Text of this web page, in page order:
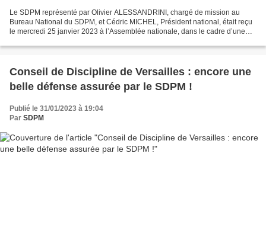
Le SDPM représenté par Olivier ALESSANDRINI, chargé de mission au
Bureau National du SDPM, et Cédric MICHEL, Président national, était reçu
le mercredi 25 janvier 2023 à l’Assemblée nationale, dans le cadre d’une
Conseil de Discipline de Versailles : encore une
belle défense assurée par le SDPM !
Publié le 31/01/2023 à 19:04
Par SDPM